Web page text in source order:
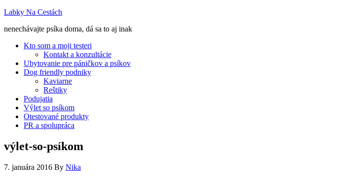
Labky Na Cestách
nenechávajte psíka doma, dá sa to aj inak
Kto som a moji testeri
Kontakt a konzultácie
Ubytovanie pre páničkov a psíkov
Dog friendly podniky
Kaviarne
Reštiky
Podujatia
Výlet so psíkom
Otestované produkty
PR a spolupráca
výlet-so-psíkom
7. januára 2016 By Nika